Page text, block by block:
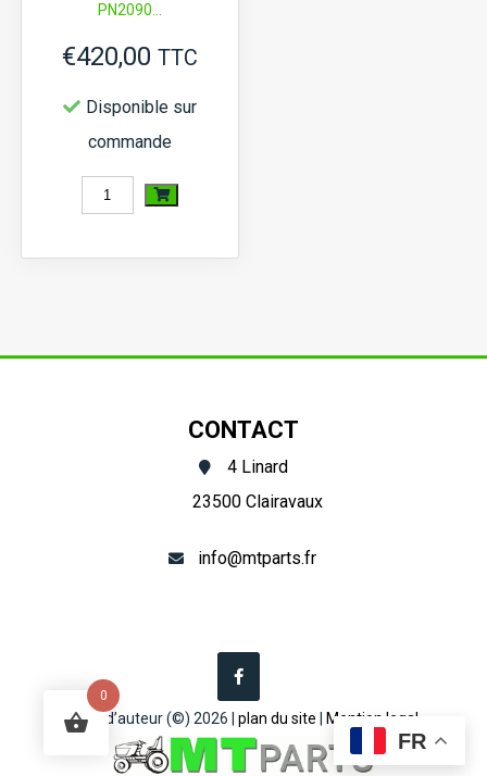
PN2090...
€420,00 TTC
Disponible sur
commande
quantité
Kit
CONTACT
4 Linard
23500 Clairavaux
info@mtparts.fr
Droit d’auteur (©) 2026 | plan du site Mention legal
FR
0